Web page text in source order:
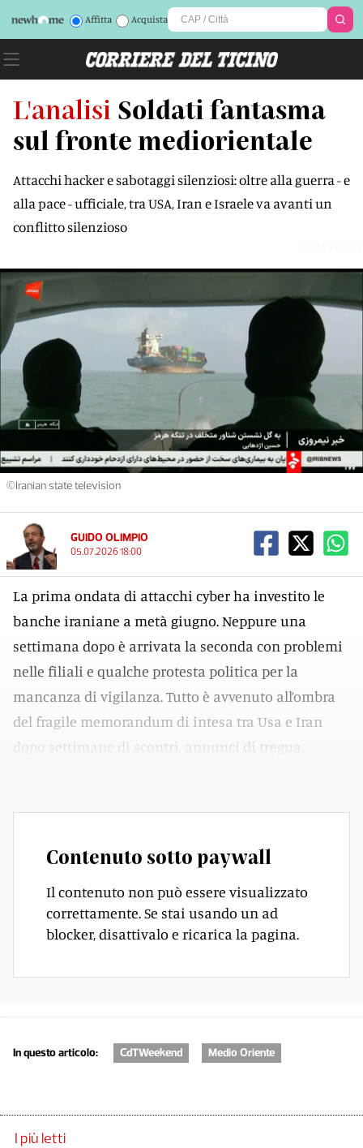
Affitta Acquista
L'analisi Soldati fantasma
sul fronte mediorientale
Attacchi hacker e sabotaggi silenziosi: oltre alla guerra - e
alla pace - ufficiale, tra USA, Iran e Israele va avanti un
conflitto silenzioso
©Iranian state television
GUIDO OLIMPIO
05.07.2026 18:00
La prima ondata di attacchi cyber ha investito le
banche iraniane a metà giugno. Neppure una
settimana dopo è arrivata la seconda con problemi
nelle filiali e qualche protesta politica per la
mancanza di vigilanza. Tutto è avvenuto all’ombra
del fragile memorandum di intesa tra Usa e Iran
dopo settimane di scontri, annunci di tregua,
Contenuto sotto paywall
Il contenuto non può essere visualizzato
correttamente. Se stai usando un ad
blocker, disattivalo e ricarica la pagina.
In questo articolo: CdTWeekend Medio Oriente
I più letti